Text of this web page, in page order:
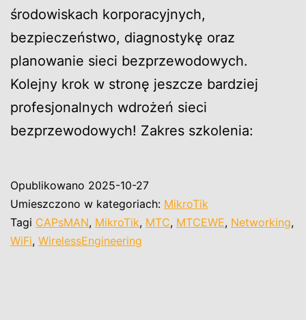
środowiskach korporacyjnych,
bezpieczeństwo, diagnostykę oraz
planowanie sieci bezprzewodowych.
Kolejny krok w stronę jeszcze bardziej
profesjonalnych wdrożeń sieci
bezprzewodowych! Zakres szkolenia:
Opublikowano 2025-10-27
Umieszczono w kategoriach: MikroTik
Tagi CAPsMAN, MikroTik, MTC, MTCEWE, Networking,
WiFi, WirelessEngineering